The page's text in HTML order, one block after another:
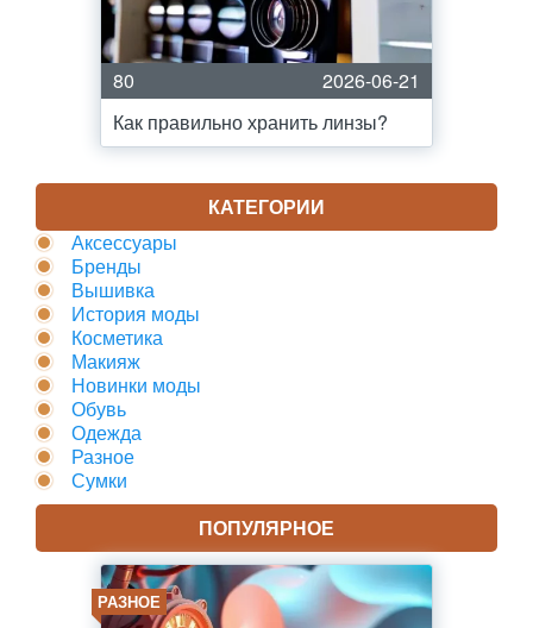
80
2026-06-21
Как правильно хранить линзы?
КАТЕГОРИИ
Аксессуары
Бренды
Вышивка
История моды
Косметика
Макияж
Новинки моды
Обувь
Одежда
Разное
Сумки
ПОПУЛЯРНОЕ
РАЗНОЕ